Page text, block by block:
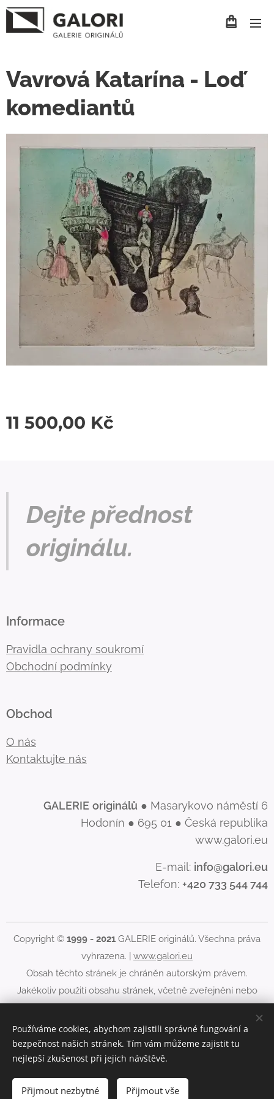
Vavrová Katarína - Loď
komediantů
11 500,00 Kč
Do košíku
Dejte přednost
originálu.
Informace
Pravidla ochrany soukromí
Obchodní podmínky
Obchod
O nás
Kontaktujte nás
GALERIE originálů ● Masarykovo náměstí 6
Hodonín ● 695 01 ● Česká republika
www.galori.eu
E-mail: info@galori.eu
Telefon: +420 733 544 744
Copyright © 1999 - 2021 GALERIE originálů. Všechna práva
vyhrazena. | www.galori.eu
Obsah těchto stránek je chráněn autorským právem.
Jakékoliv použití obsahu stránek, včetně zveřejnění nebo
GALERIE originálů zakázáno.
Cookies
Používáme cookies, abychom zajistili správné fungování a
bezpečnost našich stránek. Tím vám můžeme zajistit tu
nejlepší zkušenost při jejich návštěvě.
Přijmout nezbytné Přijmout vše